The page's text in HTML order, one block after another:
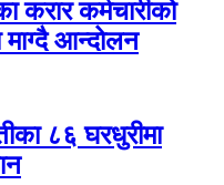
करार कर्मचारीको
माग्दै आन्दोलन
८६ घरधुरीमा